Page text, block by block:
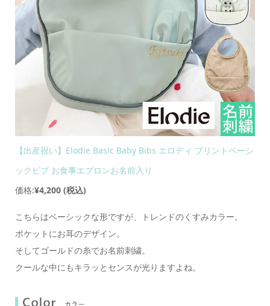
【出産祝い】Elodie Basic Baby Bibs エロディ プリントベーシ
ックビブ お食事エプロンお名前入り
価格:¥4,200 (税込)
こちらはベーシックな形ですが、トレンドのくすみカラー。
ポケットにお耳のデザイン。
そしてゴールドの糸でお名前刺繍。
クールな中にもキラッとセンスが光りますよね。